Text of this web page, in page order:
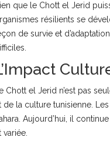
que le Chott el Jerid
résilients se
de survie et
Chott el Jerid n’est pas
de la culture tunisienne.
Aujourd’hui, il
variée.